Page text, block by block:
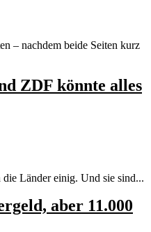
– nachdem beide Seiten kurz
ZDF könnte alles
Länder einig. Und sie sind...
aber 11.000